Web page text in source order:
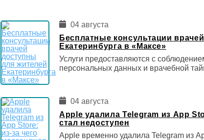
04 августа
Бесплатные консультации
Екатеринбурга в «Максе»
Услуги предоставляются с
персональных данных и врачебной
04 августа
Apple удалила Telegram из App
стал недоступен
Apple временно удалила Telegram из